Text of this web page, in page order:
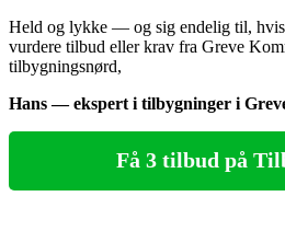
Held og lykke — og sig endelig til,
vurdere tilbud eller krav fra Greve
tilbygningsnørd,
Hans — ekspert i tilbygninger i
Få 3 tilbud på